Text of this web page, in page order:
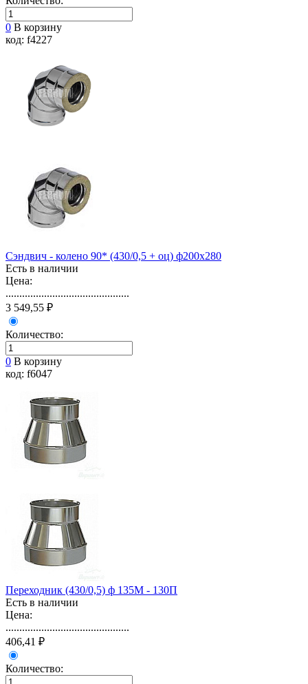
0 В корзину
код: f4227
Сэндвич - колено 90* (430/0,5 + оц) ф200х280
Есть в наличии
Цена:
.............................................
3 549,55 ₽
Количество:
0 В корзину
код: f6047
Переходник (430/0,5) ф 135М - 130П
Есть в наличии
Цена:
.............................................
406,41 ₽
Количество: